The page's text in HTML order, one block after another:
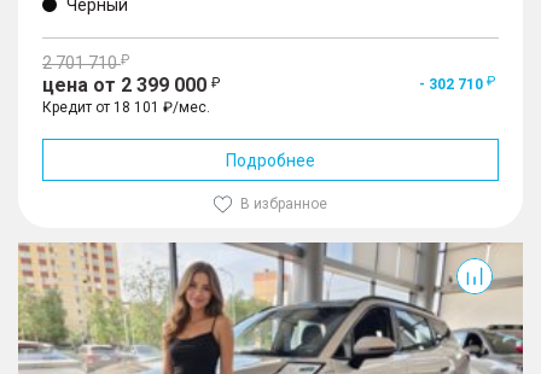
Черный
2 701 710
цена от 2 399 000
- 302 710
Кредит от 18 101 ₽/мес.
Подробнее
В избранное
C7